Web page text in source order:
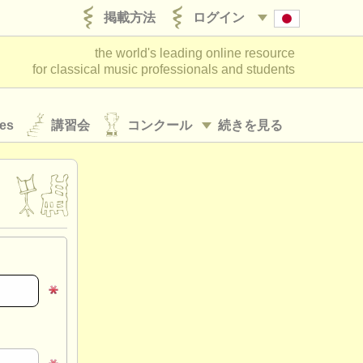
ログイン
掲載方法
the world's leading online resource
for classical music professionals and students
続きを見る
講習会 コンクール